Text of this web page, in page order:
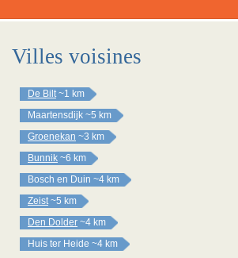
Villes voisines
De Bilt ~1 km
Maartensdijk ~5 km
Groenekan ~3 km
Bunnik ~6 km
Bosch en Duin ~4 km
Zeist ~5 km
Den Dolder ~4 km
Huis ter Heide ~4 km